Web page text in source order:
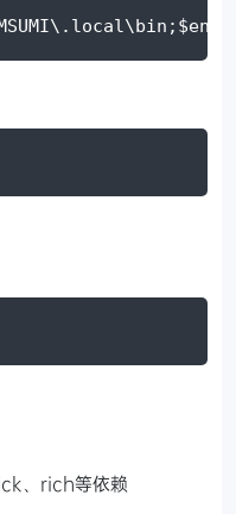
、rich等依赖